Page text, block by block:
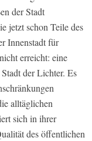
der Stadt
jetzt schon Teile des
Innenstadt für
erreicht: eine
der Lichter. Es
alltäglichen
sich in ihrer
des öffentlichen